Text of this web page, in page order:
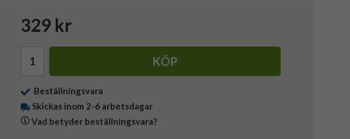
329 kr
KÖP
Beställningsvara
Skickas inom 2-6 arbetsdagar
Vad betyder beställningsvara?